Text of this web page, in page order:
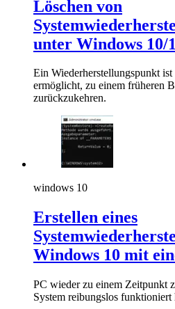
Löschen von
unter Windows 10/
Ein Wiederherstellungspunkt
ermöglicht, zu einem früheren
zurückzukehren.
windows 10
Erstellen eines
Windows 10 mit
PC wieder zu einem Zeitpunkt
System reibungslos funktioniert